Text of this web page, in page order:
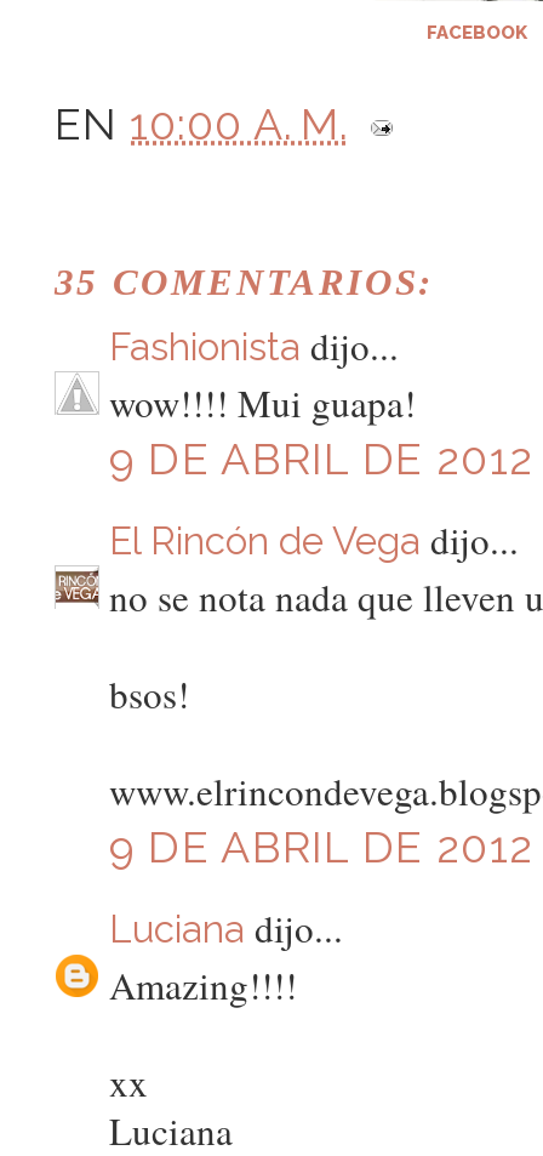
FACEBOOK
EN 10:00 A. M.
35 COMENTARIOS:
Fashionista dijo...
wow!!!! Mui guapa!
9 DE ABRIL DE
El Rincón de Vega dijo...
no se nota nada que
bsos!
9 DE ABRIL DE
Luciana dijo...
Amazing!!!!
xx
Luciana